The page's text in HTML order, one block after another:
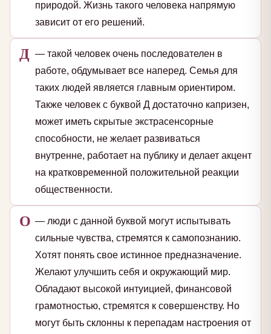
природой. Жизнь такого человека напрямую
зависит от его решений.
Д — такой человек очень последователен в
работе, обдумывает все наперед. Семья для
таких людей является главным ориентиром.
Также человек с буквой Д достаточно капризен,
может иметь скрытые экстрасенсорные
способности, не желает развиваться
внутренне, работает на публику и делает акцент
на кратковременной положительной реакции
общественности.
О — люди с данной буквой могут испытывать
сильные чувства, стремятся к самопознанию.
Хотят понять свое истинное предназначение.
Желают улучшить себя и окружающий мир.
Обладают высокой интуицией, финансовой
грамотностью, стремятся к совершенству. Но
могут быть склонны к перепадам настроения от